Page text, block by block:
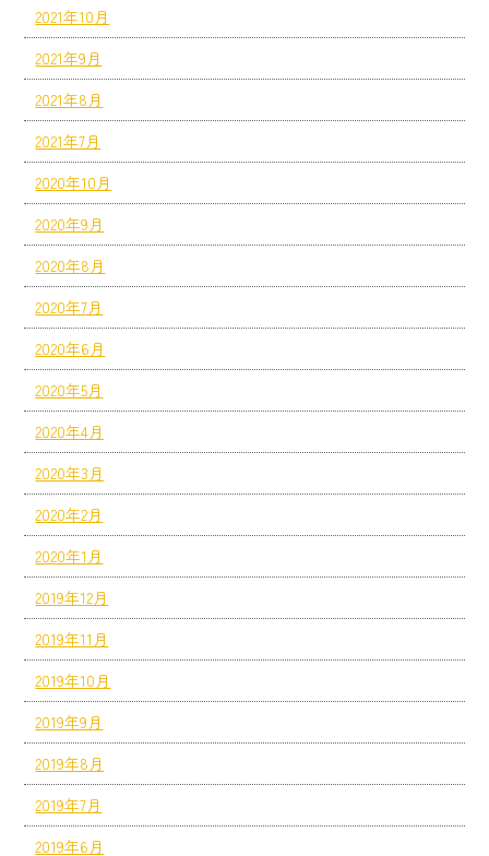
2021年10月
2021年9月
2021年8月
2021年7月
2020年10月
2020年9月
2020年8月
2020年7月
2020年6月
2020年5月
2020年4月
2020年3月
2020年2月
2020年1月
2019年12月
2019年11月
2019年10月
2019年9月
2019年8月
2019年7月
2019年6月